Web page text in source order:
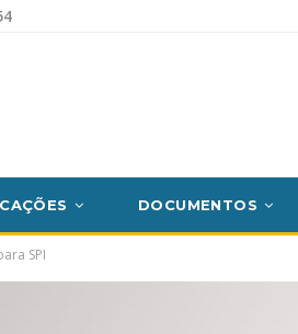
DOCUMENTOS
SPI